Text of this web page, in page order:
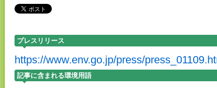
プレスリリース
https://www.env.go.jp/press/
記事に含まれる環境用語